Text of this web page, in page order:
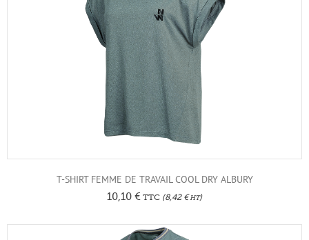
T-SHIRT FEMME DE TRAVAIL COOL DRY ALBURY
10,10 € TTC (8,42 €HT)